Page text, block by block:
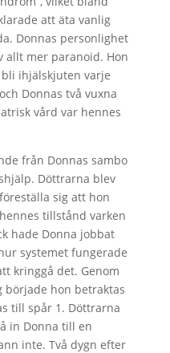
att äta vanlig
Donnas personlighet
allt mer paranoid. Hon
ihjälskjuten varje
Donnas två vuxna
vård var hennes
från Donnas sambo
Döttrarna blev
sig att hon
tillstånd varken
hade Donna jobbat
systemet fungerade
kringgå det. Genom
hon betraktas
till spår 1. Döttrarna
in Donna till en
inte. Två dygn efter